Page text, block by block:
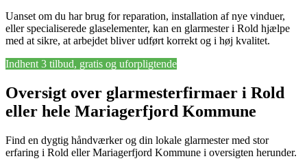
Uanset om du har brug for reparation, installation af nye vinduer,
eller specialiserede glaselementer, kan en glarmester i Rold hjælpe
med at sikre, at arbejdet bliver udført korrekt og i høj kvalitet.
Indhent 3 tilbud, gratis og uforpligtende
Oversigt over glarmesterfirmaer i Rold
eller hele Mariagerfjord Kommune
Find en dygtig håndværker og din lokale glarmester med stor
erfaring i Rold eller Mariagerfjord Kommune i oversigten herunder.